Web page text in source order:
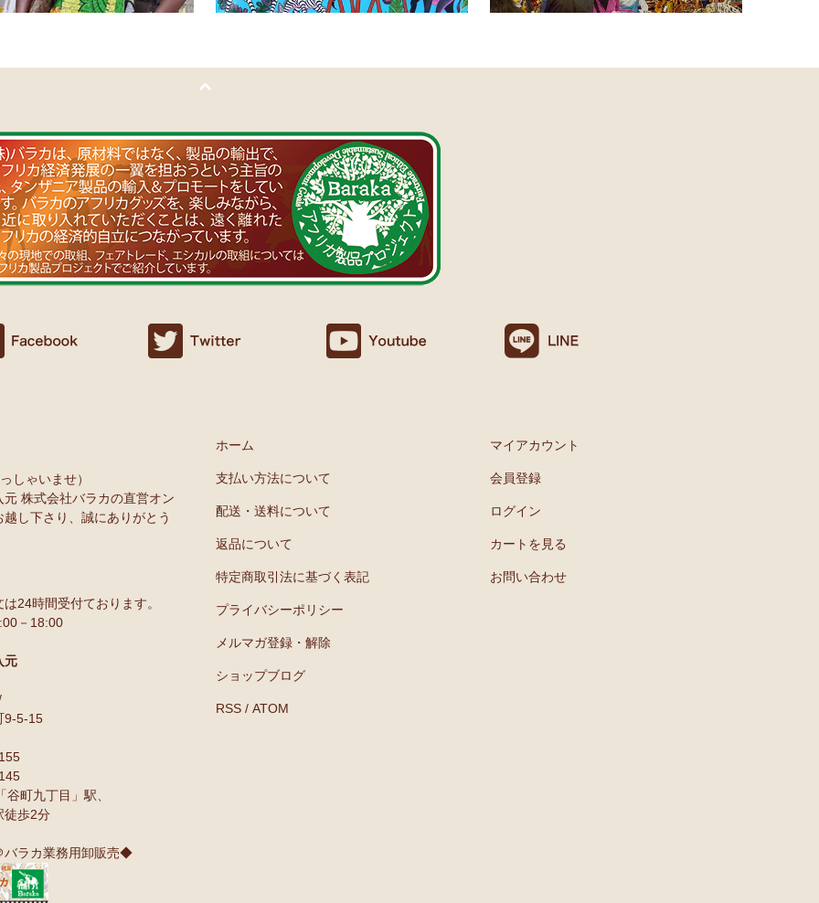
しゃいませ）
株式会社バラカの直営オン
し下さり、誠にありがとう
24時間受付ております。
－18:00
元
9-5-15
町九丁目」駅、
徒歩2分
ラカ業務用卸販売◆
ホーム
支払い方法について
配送・送料について
返品について
特定商取引法に基づく表記
プライバシーポリシー
メルマガ登録・解除
ショップブログ
RSS / ATOM
マイアカウント
会員登録
ログイン
カートを見る
お問い合わせ